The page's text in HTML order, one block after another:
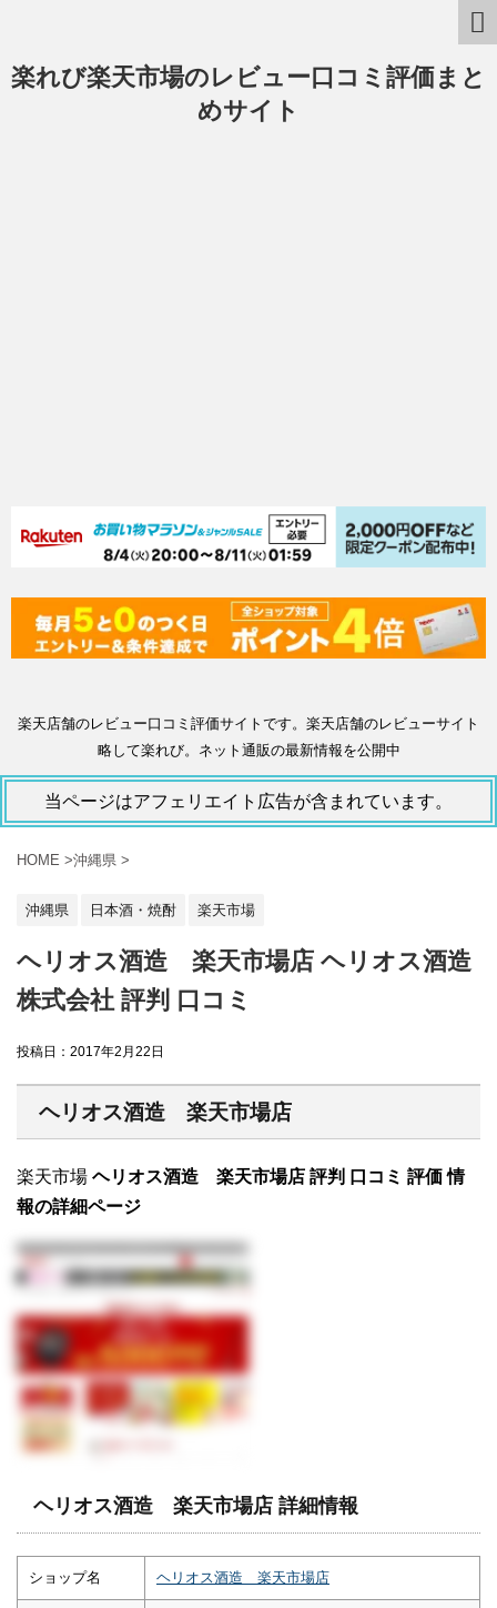
楽れび楽天市場のレビュー口コミ評価まと
めサイト
楽天店舗のレビュー口コミ評価サイトです。楽天店舗のレビューサイト
略して楽れび。ネット通販の最新情報を公開中
当ページはアフェリエイト広告が含まれています。
HOME >沖縄県 >
沖縄県 日本酒・焼酎 楽天市場
ヘリオス酒造 楽天市場店 ヘリオス酒造
株式会社 評判 口コミ
投稿日： 2017年2月22日
ヘリオス酒造 楽天市場店
楽天市場 ヘリオス酒造 楽天市場店 評判 口コミ 評価 情
報の詳細ページ
ヘリオス酒造 楽天市場店 詳細情報
ショップ名 ヘリオス酒造 楽天市場店